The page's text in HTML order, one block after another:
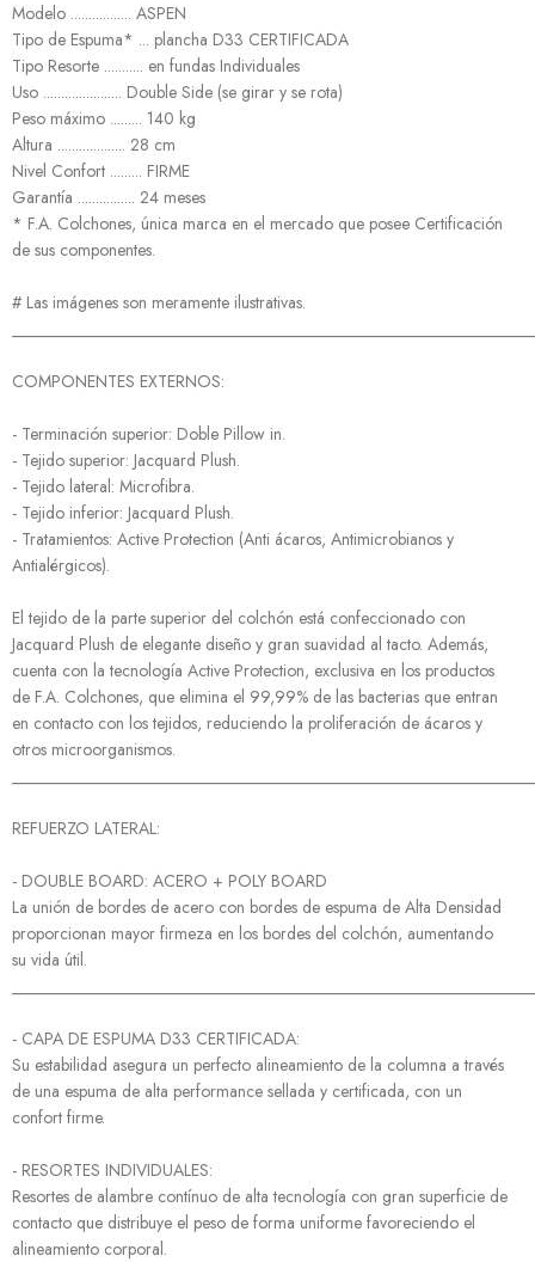
Modelo ................. ASPEN
Tipo de Espuma* ... plancha D33 CERTIFICADA
Tipo Resorte ........... en fundas Individuales
Uso ...................... Double Side (se girar y se rota)
Peso máximo ......... 140 kg
Altura ................... 28 cm
Nivel Confort ......... FIRME
Garantía ................ 24 meses
* F.A. Colchones, única marca en el mercado que posee Certificación
de sus componentes.
# Las imágenes son meramente ilustrativas.
COMPONENTES EXTERNOS:
- Terminación superior: Doble Pillow in.
- Tejido superior: Jacquard Plush.
- Tejido lateral: Microfibra.
- Tejido inferior: Jacquard Plush.
- Tratamientos: Active Protection (Anti ácaros, Antimicrobianos y
Antialérgicos).
El tejido de la parte superior del colchón está confeccionado con
Jacquard Plush de elegante diseño y gran suavidad al tacto. Además,
cuenta con la tecnología Active Protection, exclusiva en los productos
de F.A. Colchones, que elimina el 99,99% de las bacterias que entran
en contacto con los tejidos, reduciendo la proliferación de ácaros y
otros microorganismos.
REFUERZO LATERAL:
- DOUBLE BOARD: ACERO + POLY BOARD
La unión de bordes de acero con bordes de espuma de Alta Densidad
proporcionan mayor firmeza en los bordes del colchón, aumentando
su vida útil.
- CAPA DE ESPUMA D33 CERTIFICADA:
Su estabilidad asegura un perfecto alineamiento de la columna a través
de una espuma de alta performance sellada y certificada, con un
confort firme.
- RESORTES INDIVIDUALES:
Resortes de alambre contínuo de alta tecnología con gran superficie de
contacto que distribuye el peso de forma uniforme favoreciendo el
alineamiento corporal.